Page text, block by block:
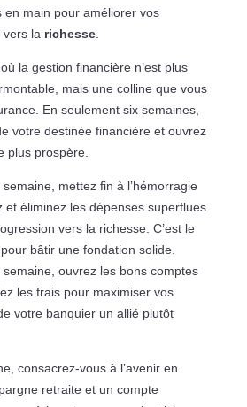
en main pour améliorer vos
la richesse.
la gestion financière n’est plus
mais une colline que vous
En seulement six semaines,
votre destinée financière et ouvrez
plus prospère.
mettez fin à l’hémorragie
et éliminez les dépenses superflues
vers la richesse. C’est le
bâtir une fondation solide.
ouvrez les bons comptes
les frais pour maximiser vos
votre banquier un allié plutôt
consacrez-vous à l’avenir en
retraite et un compte